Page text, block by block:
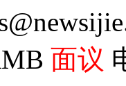
面议